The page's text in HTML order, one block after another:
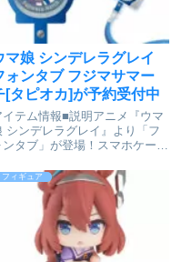
マ娘 シンデレラグレイ
ォンタブ フジマサマー
[タピオカ]が予約受付中
イテム情報■説明アニメ『ウマ
シンデレラグレイ』より「フ
ンタブ」が登場！スマホケース
を付けられる、便利なアイテム
す。■サイズH85mm×W53mm
マ娘 シンデレラグレイ_フォン
ブ フジマサマーチ通...
フィギュア